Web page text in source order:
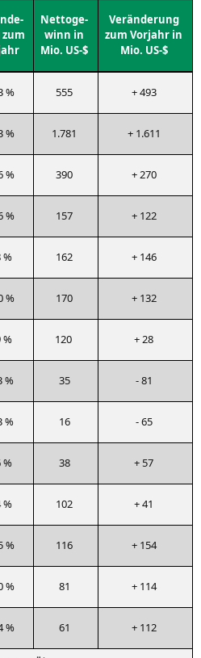
Net­to­ge­
winn in
Mio. US-$
Ver­än­de­rung
zum Vor­jahr in
Mio. US-$
% 555 + 493
% 1.781 + 1.611
% 390 + 270
% 157 + 122
% 162 + 146
% 170 + 132
% 120 + 28
% 35 - 81
% 16 - 65
% 38 + 57
% 102 + 41
% 116 + 154
% 81 + 114
% 61 + 112